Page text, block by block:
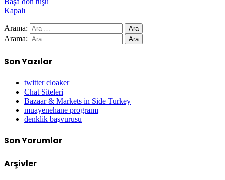
Kapalı
Arama:
Arama:
Son Yazılar
twitter cloaker
Chat Siteleri
Bazaar & Markets in Side Turkey
muayenehane programı
denklik başvurusu
Son Yorumlar
Arşivler